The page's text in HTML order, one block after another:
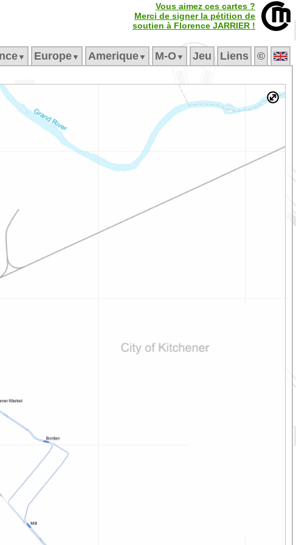
Vous aimez ces cartes ?
Merci de signer la pétition de
soutien à Florence JARRIER !
▼ Europe ▼ Amerique ▼ M‑O ▼ Jeu Liens ©